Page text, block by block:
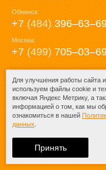
Обнинск:
+7 (484)
Москва:
+7 (499)
E-mail:
mail@posuda40.ru
При любом копировании
ссылка на
Для улучшения работы сайта
используем файлы cookie и
включая Яндекс Метрику, а
информацией о том, как мы
ознакомиться в нашей
данных
Принять